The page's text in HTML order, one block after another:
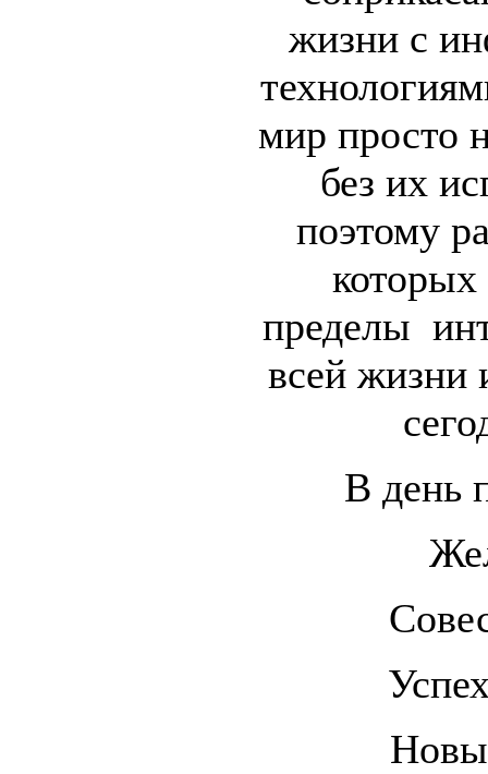
жизни с
мир просто
без их
поэтому
пределы
всей жизни
В день